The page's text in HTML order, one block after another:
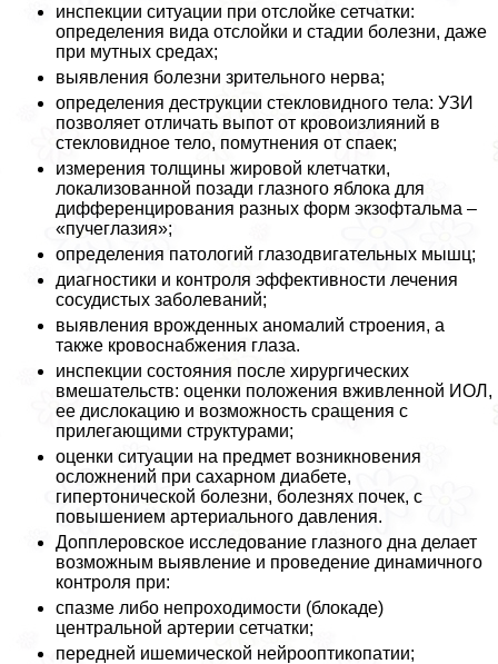
инспекции ситуации при отслойке сетчатки:
определения вида отслойки и стадии болезни, даже
при мутных средах;
выявления болезни зрительного нерва;
определения деструкции стекловидного тела: УЗИ
позволяет отличать выпот от кровоизлияний в
стекловидное тело, помутнения от спаек;
измерения толщины жировой клетчатки,
локализованной позади глазного яблока для
дифференцирования разных форм экзофтальма –
«пучеглазия»;
определения патологий глазодвигательных мышц;
диагностики и контроля эффективности лечения
сосудистых заболеваний;
выявления врожденных аномалий строения, а
также кровоснабжения глаза.
инспекции состояния после хирургических
вмешательств: оценки положения вживленной ИОЛ,
ее дислокацию и возможность сращения с
прилегающими структурами;
оценки ситуации на предмет возникновения
осложнений при сахарном диабете,
гипертонической болезни, болезнях почек, с
повышением артериального давления.
Допплеровское исследование глазного дна делает
возможным выявление и проведение динамичного
контроля при:
спазме либо непроходимости (блокаде)
центральной артерии сетчатки;
передней ишемической нейрооптикопатии;